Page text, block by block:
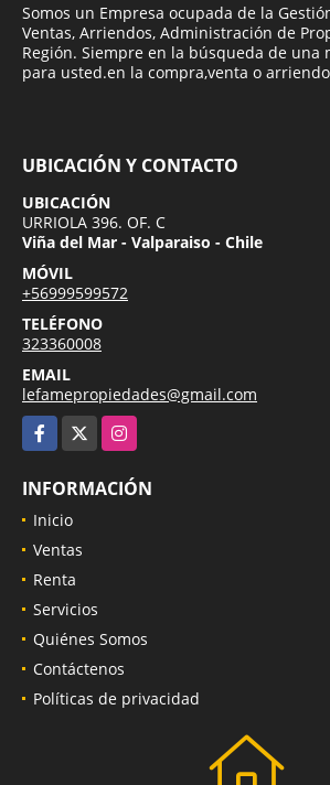
Somos un Empresa ocupada de la
Ventas, Arriendos, Administración de
Región. Siempre en la búsqueda de una
para usted.en la compra,venta o
UBICACIÓN Y CONTACTO
UBICACIÓN
URRIOLA 396. OF. C
Viña del Mar - Valparaiso - Chile
MÓVIL
+56999599572
TELÉFONO
323360008
EMAIL
lefamepropiedades@gmail.com
Facebook
Instagram
INFORMACIÓN
Inicio
Ventas
Renta
Servicios
Quiénes Somos
Contáctenos
Políticas de privacidad